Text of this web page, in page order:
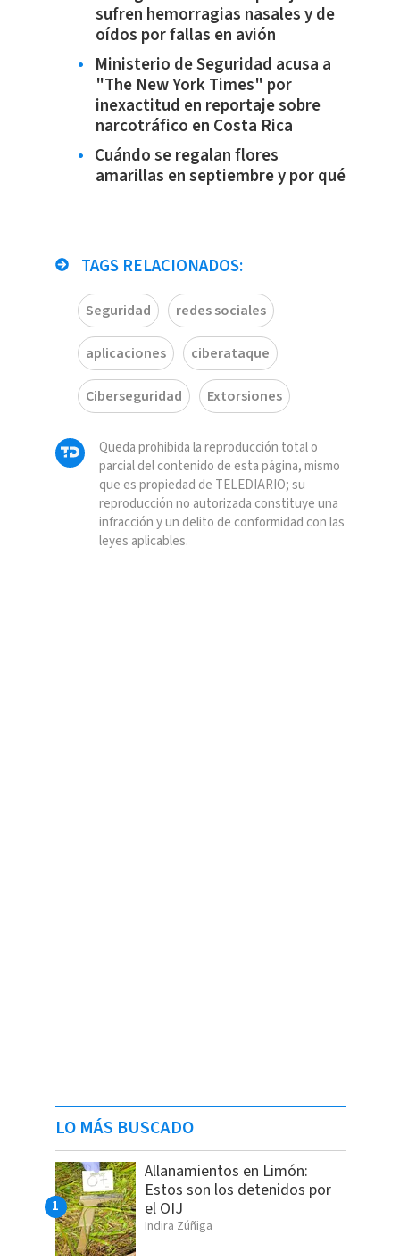
sufren hemorragias nasales y de
oídos por fallas en avión
Ministerio de Seguridad acusa a
"The New York Times" por
inexactitud en reportaje sobre
narcotráfico en Costa Rica
Cuándo se regalan flores
amarillas en septiembre y por qué
TAGS RELACIONADOS:
Seguridad redes sociales
aplicaciones ciberataque
Ciberseguridad Extorsiones
Queda prohibida la reproducción total o
parcial del contenido de esta página, mismo
que es propiedad de TELEDIARIO; su
reproducción no autorizada constituye una
infracción y un delito de conformidad con las
leyes aplicables.
LO MÁS BUSCADO
Allanamientos en Limón:
Estos son los detenidos por
el OIJ
Indira Zúñiga